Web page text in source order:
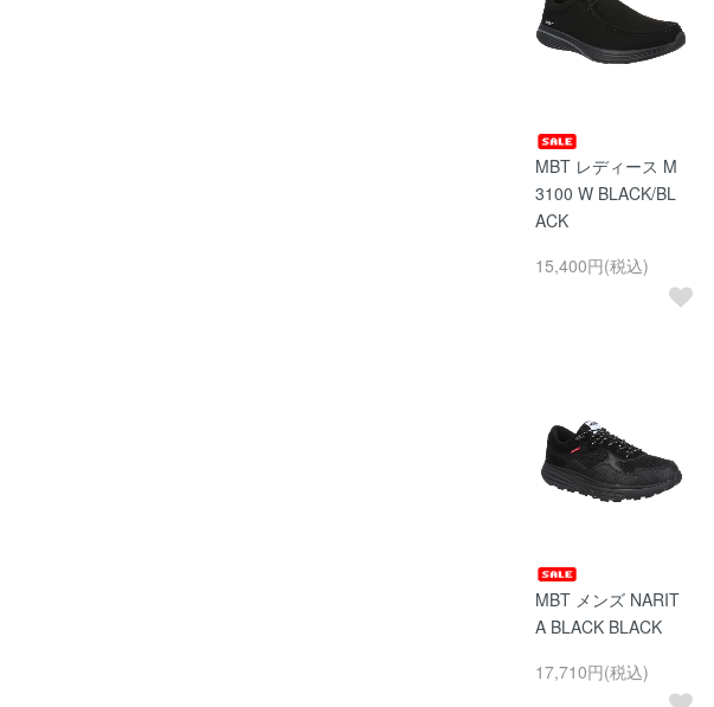
MBT レディース M
3100 W BLACK/BL
ACK
15,400円(税込)
MBT メンズ NARIT
A BLACK BLACK
17,710円(税込)